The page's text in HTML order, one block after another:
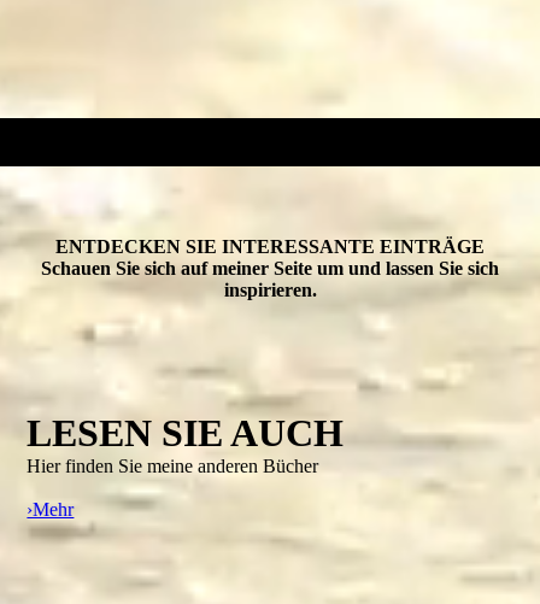
ENTDECKEN SIE INTERESSANTE EINTRÄGE
Schauen Sie sich auf meiner Seite um und lassen Sie sich
inspirieren.
LESEN SIE AUCH
Hier finden Sie meine anderen Bücher
›Mehr